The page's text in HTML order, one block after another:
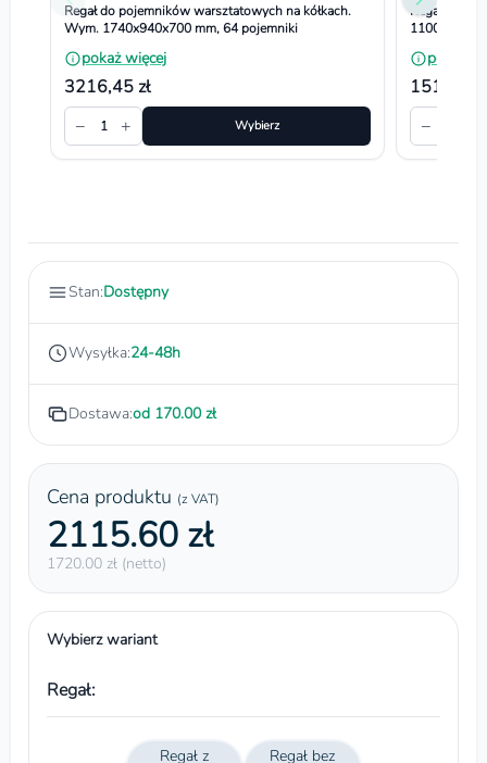
Regał do pojemników warsztatowych na kółkach.
Wym. 1740x940x700 mm, 64 pojemniki
pokaż więcej
3216,45 zł
−
1 + Wybierz
Regał do
pokaż
1512,90
−
Stan:Dostępny
Wysyłka:24-48h
Dostawa:od 170.00 zł
Cena produktu (z VAT)
2115.60 zł
1720.00 zł (netto)
Wybierz wariant
Regał:
Regał z
Regał bez